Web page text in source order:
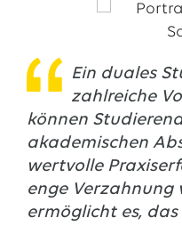
Ein duales
zahlreiche
können
akademischen
wertvolle
enge Verzahnung
ermöglicht es,